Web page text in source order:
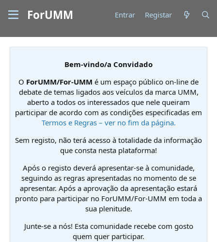
ForUMM Entrar Registar
Bem-vindo/a Convidado
O ForUMM/For-UMM é um espaço público on-line de
debate de temas ligados aos veículos da marca UMM,
aberto a todos os interessados que nele queiram
participar de acordo com as condições especificadas em
Termos e Regras – ver no fim da página.
Sem registo, não terá acesso à totalidade da informação
que consta nesta plataforma!
Após o registo deverá apresentar-se à comunidade,
seguindo as regras apresentadas no momento de se
apresentar. Após a aprovação da apresentação estará
pronto para participar no ForUMM/For-UMM em toda a
sua plenitude.
Junte-se a nós! Esta comunidade recebe com gosto
quem quer participar.